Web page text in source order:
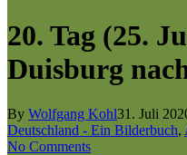
20. Tag (25.
Duisburg
By Wolfgang Kohl31. Juli
Deutschland - Ein Bilderbuch,
No Comments